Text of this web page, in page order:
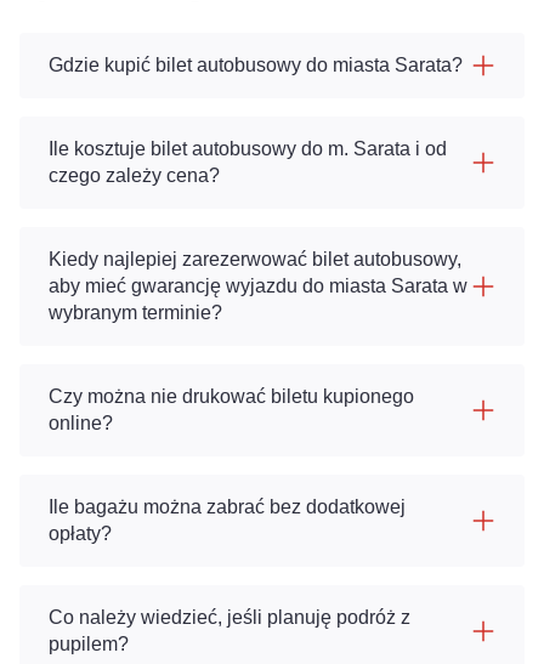
Gdzie kupić bilet autobusowy do miasta Sarata?
Ile kosztuje bilet autobusowy do m. Sarata i od
czego zależy cena?
Kiedy najlepiej zarezerwować bilet autobusowy,
aby mieć gwarancję wyjazdu do miasta Sarata w
wybranym terminie?
Czy można nie drukować biletu kupionego
online?
Ile bagażu można zabrać bez dodatkowej
opłaty?
Co należy wiedzieć, jeśli planuję podróż z
pupilem?